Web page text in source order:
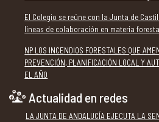
El Colegio se reúne con la Junta de
líneas de colaboración en materia
NP LOS INCENDIOS FORESTALES QUE
PREVENCIÓN, PLANIFICACIÓN LOCAL Y
EL AÑO
Actualidad en redes
LA JUNTA DE ANDALUCÍA EJECUTA LA